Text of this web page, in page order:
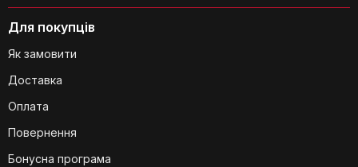
Чи є гарантія на цей товар?
Для покупців
Як замовити
Доставка
Оплата
Повернення
Бонусна програма